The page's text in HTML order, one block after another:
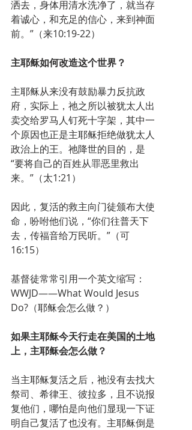
洒去，身体用清水洗净了，就当存
着诚心，和充足的信心，来到神面
前。”（来10:19-22）
主耶稣如何改造这个世界？
主耶稣从来没有鼓励暴力反抗政
府，实际上，祂之所以被犹太人出
卖交给罗马人钉死十字架，其中一
个原因也正是主耶稣拒绝做犹太人
政治上的王。祂降世的目的，是
“要将自己的百姓从罪恶里救出
来。”（太1:21）
因此，复活的救主向门徒颁布大使
命，吩咐他们说，“你们往普天下
去，传福音给万民听。”（可
16:15）
基督徒常常引用一个英文缩写：
WWJD——What Would Jesus
Do?（耶稣会怎么做？）
如果主耶稣今天行走在美国的土地
上，主耶稣会怎么做？
当主耶稣复活之后，祂没有去找大
祭司、希律王、彼拉多，且不说报
复他们，哪怕是向他们显现一下证
明自己复活了也没有。主耶稣倒是